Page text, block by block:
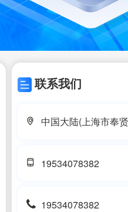
联系我们
中国大陆(上海市奉
19534078382
19534078382